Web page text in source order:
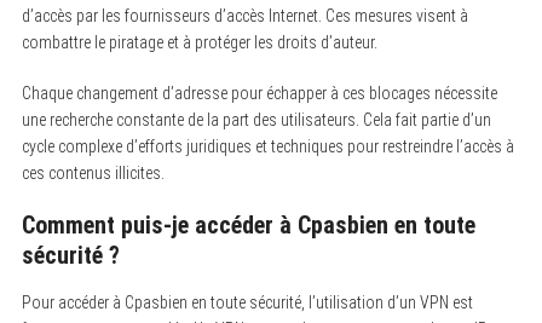
d’accès par les fournisseurs d’accès Internet. Ces mesures visent à
combattre le piratage et à protéger les droits d’auteur.
Chaque changement d’adresse pour échapper à ces blocages nécessite
une recherche constante de la part des utilisateurs. Cela fait partie d’un
cycle complexe d’efforts juridiques et techniques pour restreindre l’accès à
ces contenus illicites.
Comment puis-je accéder à Cpasbien en toute
sécurité ?
Pour accéder à Cpasbien en toute sécurité, l’utilisation d’un VPN est